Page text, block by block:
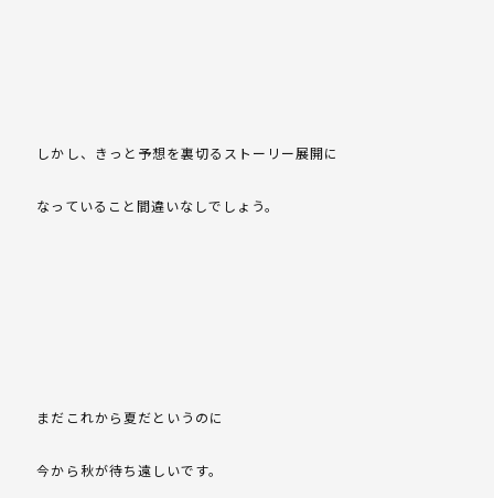
しかし、きっと予想を裏切るストーリー展開に
なっていること間違いなしでしょう。
まだこれから夏だというのに
今から秋が待ち遠しいです。